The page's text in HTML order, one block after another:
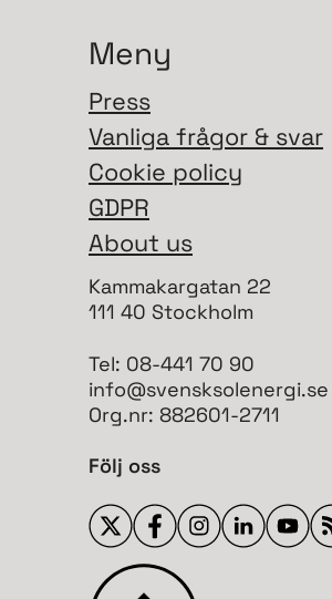
Meny
Press
Vanliga frågor & svar
Cookie policy
GDPR
About us
Kammakargatan 22
111 40 Stockholm
Tel: 08-441 70 90
info@svensksolenergi.se
Org.nr: 882601-2711
Följ oss